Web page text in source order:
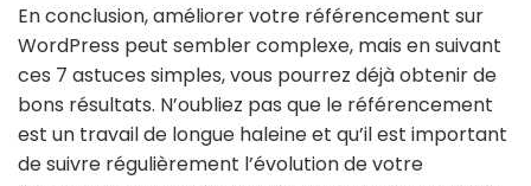
En conclusion, améliorer votre référencement sur
WordPress peut sembler complexe, mais en suivant
ces 7 astuces simples, vous pourrez déjà obtenir de
bons résultats. N’oubliez pas que le référencement
est un travail de longue haleine et qu’il est important
de suivre régulièrement l’évolution de votre